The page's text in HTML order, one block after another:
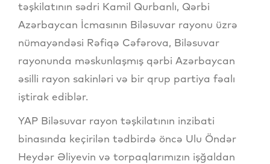
təşkilatının sədri Kamil Qurbanlı, Qərbi
Azərbaycan İcmasının Biləsuvar rayonu üzrə
nümayəndəsi Rəfiqə Cəfərova, Biləsuvar
rayonunda məskunlaşmış qərbi Azərbaycan
əsilli rayon sakinləri və bir qrup partiya fəalı
iştirak ediblər.
YAP Biləsuvar rayon təşkilatının inzibati
binasında keçirilən tədbirdə öncə Ulu Öndər
Heydər Əliyevin və torpaqlarımızın işğaldan